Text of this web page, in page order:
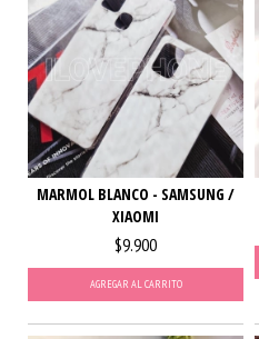
MARMOL BLANCO - SAMSUNG /
XIAOMI
$9.900
AGREGAR AL CARRITO